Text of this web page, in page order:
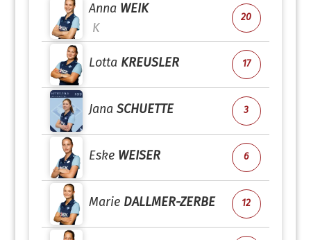
Anna WEIK
K
20
Lotta KREUSLER 17
Jana SCHUETTE 3
Eske WEISER 6
Marie DALLMER-ZERBE 12